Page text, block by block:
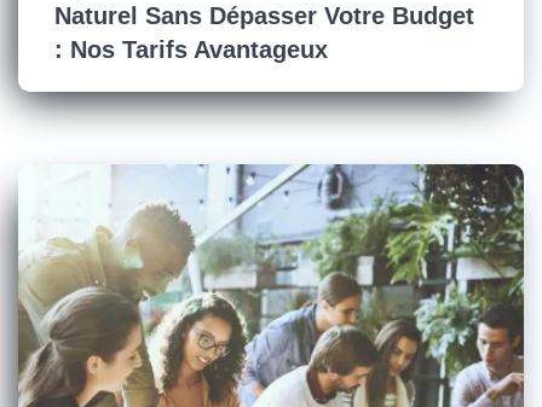
Naturel Sans Dépasser Votre Budget
: Nos Tarifs Avantageux